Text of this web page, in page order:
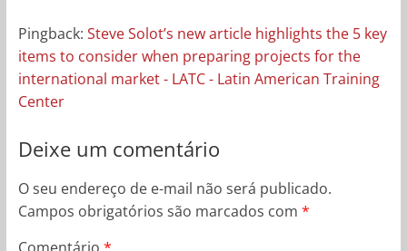
Pingback: Steve Solot’s new article highlights the 5 key
items to consider when preparing projects for the
international market - LATC - Latin American Training
Center
Deixe um comentário
O seu endereço de e-mail não será publicado.
Campos obrigatórios são marcados com *
Comentário *